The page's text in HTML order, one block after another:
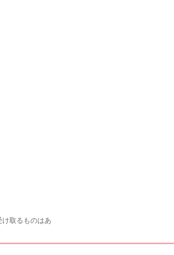
取るものはあ